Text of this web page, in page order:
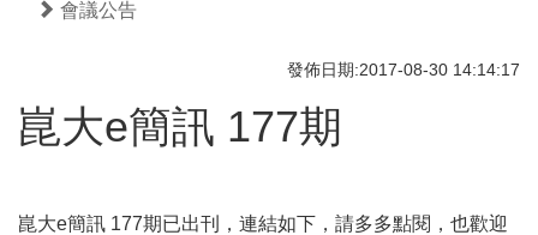
會議公告
發佈日期:2017-08-30 14:14:17
崑大e簡訊 177期
崑大e簡訊 177期已出刊，連結如下，請多多點閱，也歡迎